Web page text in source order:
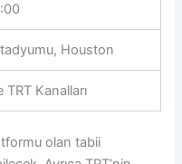
Houston
TRT Kanalları
olan tabii